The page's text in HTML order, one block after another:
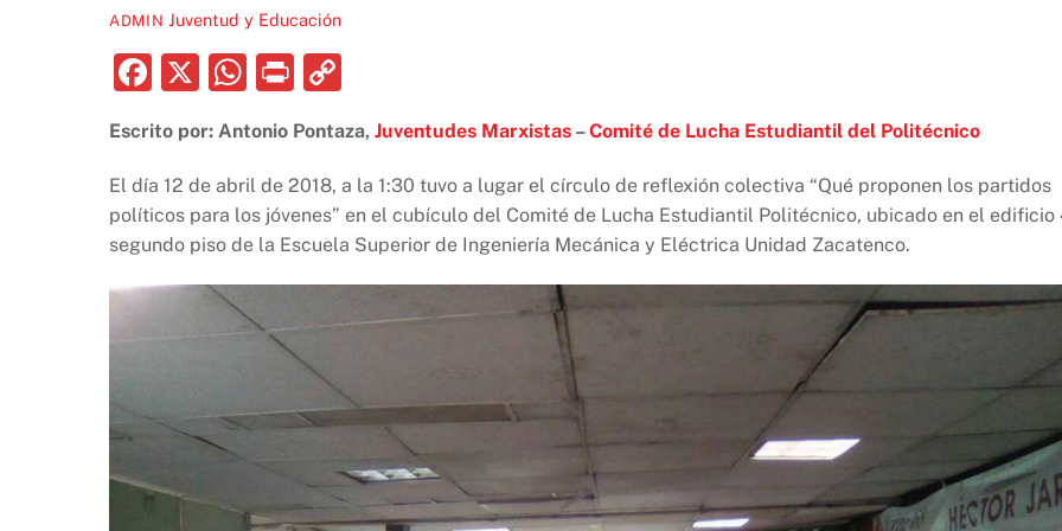
ADMIN Juventud y Educación
F
c
e
b
o
o
k
X
W
at
s
A
p
p
P
nt p
y
Li
n
k
Escrito por: Antonio Pontaza, Juventudes Marxistas –Comité de Lucha Estudiantil del Politécnico
El día 12 de abril de 2018, a la 1:30 tuvo a lugar el círculo de reflexión colectiva “Qué proponen los partidos
políticos para los jóvenes” en el cubículo del Comité de Lucha Estudiantil Politécnico, ubicado en el edificio
segundo piso de la Escuela Superior de Ingeniería Mecánica y Eléctrica Unidad Zacatenco.